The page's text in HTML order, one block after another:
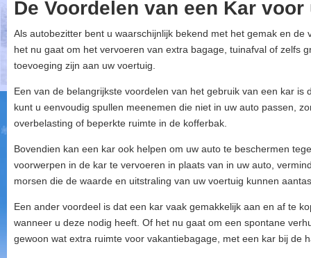
De Voordelen van een Kar voor
Als autobezitter bent u waarschijnlijk bekend met het gemak en
het nu gaat om het vervoeren van extra bagage, tuinafval of zelfs
toevoeging zijn aan uw voertuig.
Een van de belangrijkste voordelen van het gebruik van een kar is
kunt u eenvoudig spullen meenemen die niet in uw auto passen,
overbelasting of beperkte ruimte in de kofferbak.
Bovendien kan een kar ook helpen om uw auto te beschermen
voorwerpen in de kar te vervoeren in plaats van in uw auto,
morsen die de waarde en uitstraling van uw voertuig kunnen
Een ander voordeel is dat een kar vaak gemakkelijk aan en af te
wanneer u deze nodig heeft. Of het nu gaat om een spontane
gewoon wat extra ruimte voor vakantiebagage, met een kar bij de